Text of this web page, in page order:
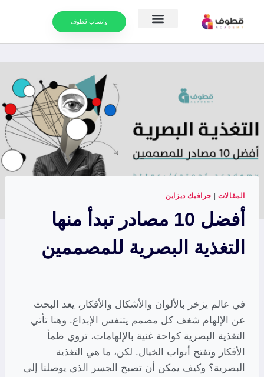
واتساب قطوف
المقالات | جرافيك ديزاين
أفضل 10 مصادر تبدأ منها
التغذية البصرية للمصممين
في عالم يزخر بالألوان والأشكال والأفكار، يعد البحث
عن الإلهام شغف كل مصمم يتنفس الإبداع. وهنا تأتي
التغذية البصرية كواحة غنية بالإلهامات، تروي ظمأ
الأفكار وتفتح أبواب الخيال. لكن، ما هي التغذية
البصرية؟ وكيف يمكن أن تصبح الجسر الذي يوصلنا إلى